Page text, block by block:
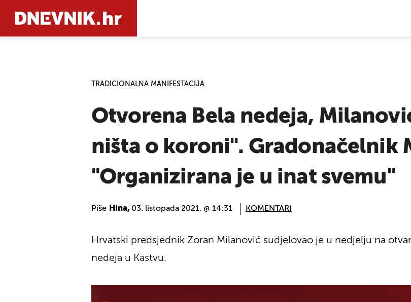
TRADICIONALNA MANIFESTACIJA
Otvorena Bela nedeja,
ništa o koroni". Gradonačelnik
"Organizirana je u inat svemu"
Piše Hina, 03. listopada 2021. @ 14:31 KOMENTARI
Hrvatski predsjednik Zoran Milanović sudjelovao je u nedjelju na
nedeja u Kastvu.